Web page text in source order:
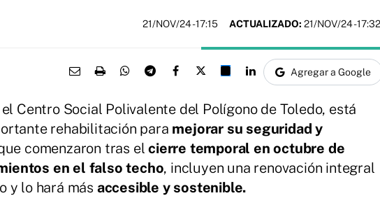
21/NOV/24- 17:15 ACTUALIZADO: 21/NOV/24 - 17:32
Agregar a Google
Centro Social Polivalente del Polígono de Toledo, está
rehabilitación para mejorar su seguridad y
comenzaron tras elcierre temporal en octubre de
en el falso techo, incluyen una renovación integral
y lo hará más accesible y sostenible.